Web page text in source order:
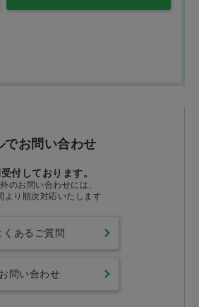
でお問い合わせ
付しております。
のお問い合わせには、
より順次対応いたします
くあるご質問
お問い合わせ